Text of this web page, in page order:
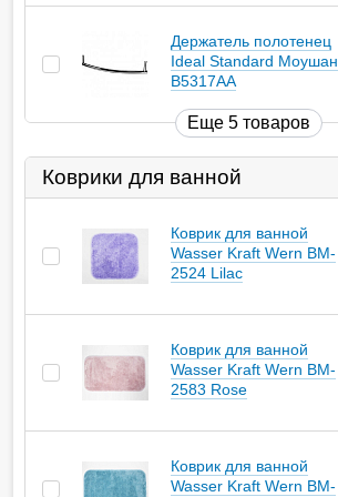
Держатель полотенец
Ideal Standard Моушан
B5317AA
Еще 5 товаров
Коврики для ванной
Коврик для ванной
Wasser Kraft Wern BM-
2524 Lilac
Коврик для ванной
Wasser Kraft Wern BM-
2583 Rose
Коврик для ванной
Wasser Kraft Wern BM-